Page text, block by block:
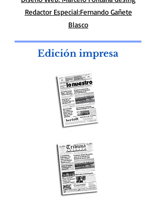
diariolonuestro@gmail.com
Diseño Web. Marcelo Fontana desing
Redactor Especial:Fernando Gañete
Blasco
Edición impresa